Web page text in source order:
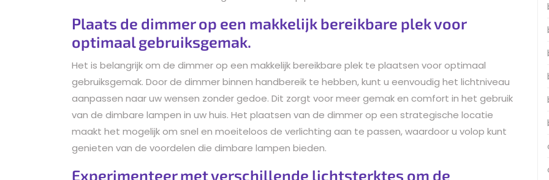
Plaats de dimmer op een makkelijk bereikbare plek voor
optimaal gebruiksgemak.
Het is belangrijk om de dimmer op een makkelijk bereikbare plek te plaatsen voor optimaal
gebruiksgemak. Door de dimmer binnen handbereik te hebben, kunt u eenvoudig het lichtniveau
aanpassen naar uw wensen zonder gedoe. Dit zorgt voor meer gemak en comfort in het gebruik
van de dimbare lampen in uw huis. Het plaatsen van de dimmer op een strategische locatie
maakt het mogelijk om snel en moeiteloos de verlichting aan te passen, waardoor u volop kunt
genieten van de voordelen die dimbare lampen bieden.
Experimenteer met verschillende lichtsterktes om de